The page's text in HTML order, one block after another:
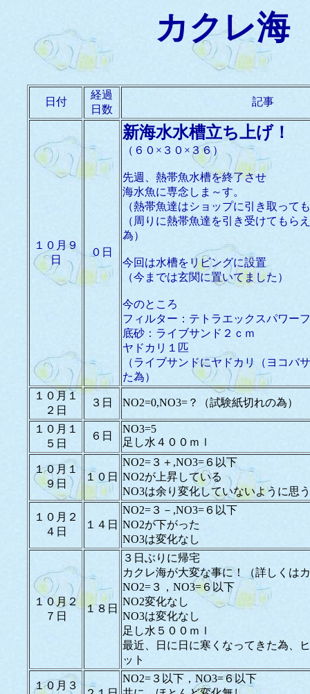
カクレ
日付
経過
日数
記事
１０月９
日
０日
新海水水槽立ち上げ！
（６０×３０×３６）
先週、熱帯魚水槽を終了させ
海水魚に専念しま～す。
（熱帯魚達はショップに引き取って
（周りに熱帯魚達を引き受けてもら
為）
今回は水槽をリビングに設置
（今までは玄関に置いてました）
今のところ
フィルター：テトラエックスパワー
底砂：ライブサンド２ｃｍ
ヤドカリ１匹
（ライブサンドにヤドカリ（ヨコバ
た為）
１０月１
２日
３日 NO2=0,NO3=？（試験紙切れの為）
１０月１
５日
６日
NO3=5
足し水４００ｍｌ
１０月１
９日
１０日
NO2=３＋,NO3=６以下
NO2が上昇している
NO3は余り変化していないように思う
１０月２
４日
１４日
NO2=３－,NO3=６以下
NO2が下がった
NO3は変化なし
１０月２
７日
１８日
３日ぶりに帰宅
カクレ海が大変な事に！（詳しくは
NO2=３，NO3=６以下
NO2変化なし
NO3は変化なし
足し水５００ｍｌ
最近、日に日に寒くなってきた為、
ット
１０月３
NO2=３以下，NO3=６以下